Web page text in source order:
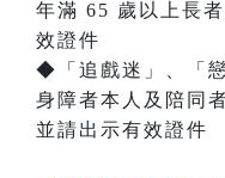
年滿 65 歲以上長
效證件
◆「追戲迷」、「
身障者本人及陪同
並請出示有效證件